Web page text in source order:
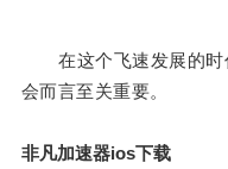
在这个飞速发展的时
会而言至关重要。
非凡加速器ios下载